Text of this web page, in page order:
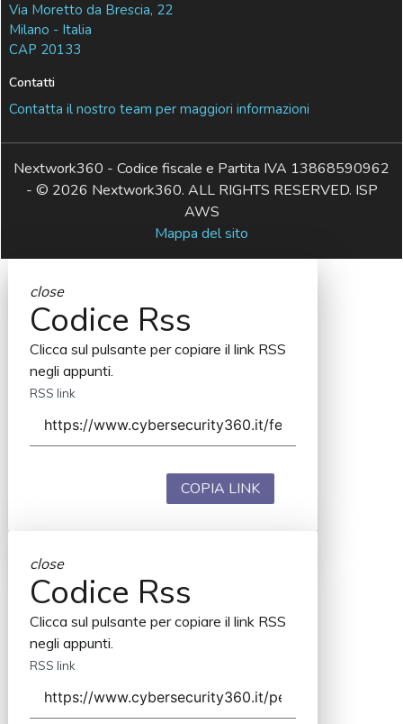
Via Moretto da Brescia, 22
Milano - Italia
CAP 20133
Contatti
Contatta il nostro team per maggiori informazioni
Nextwork360 - Codice fiscale e Partita IVA 13868590962
- © 2026 Nextwork360. ALL RIGHTS RESERVED. ISP
AWS
Mappa del sito
close
Codice Rss
Clicca sul pulsante per copiare il link RSS
negli appunti.
RSS link
COPIA LINK
close
Codice Rss
Clicca sul pulsante per copiare il link RSS
negli appunti.
RSS link